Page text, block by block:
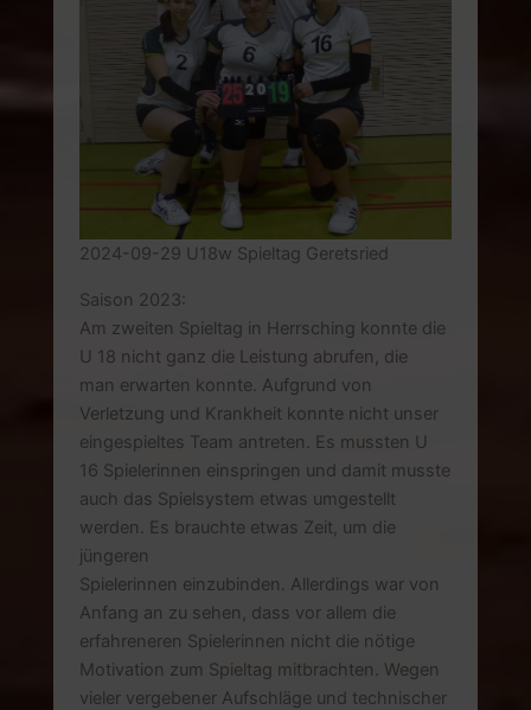
2024-09-29 U18w Spieltag Geretsried
Saison 2023:
Am zweiten Spieltag in Herrsching konnte die
U 18 nicht ganz die Leistung abrufen, die
man erwarten konnte. Aufgrund von
Verletzung und Krankheit konnte nicht unser
eingespieltes Team antreten. Es mussten U
16 Spielerinnen einspringen und damit musste
auch das Spielsystem etwas umgestellt
werden. Es brauchte etwas Zeit, um die
jüngeren
Spielerinnen einzubinden. Allerdings war von
Anfang an zu sehen, dass vor allem die
erfahreneren Spielerinnen nicht die nötige
Motivation zum Spieltag mitbrachten. Wegen
vieler vergebener Aufschläge und technischer